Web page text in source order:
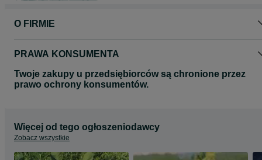
O FIRMIE
PRAWA KONSUMENTA
Twoje zakupy u przedsiębiorców są chronione przez
prawo ochrony konsumentów.
Więcej od tego ogłoszeniodawcy
Zobacz wszystkie